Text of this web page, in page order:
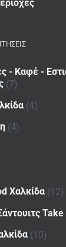
- Καφέ -
(7)
(4)
(4)
Χαλκίδα (12)
(10)